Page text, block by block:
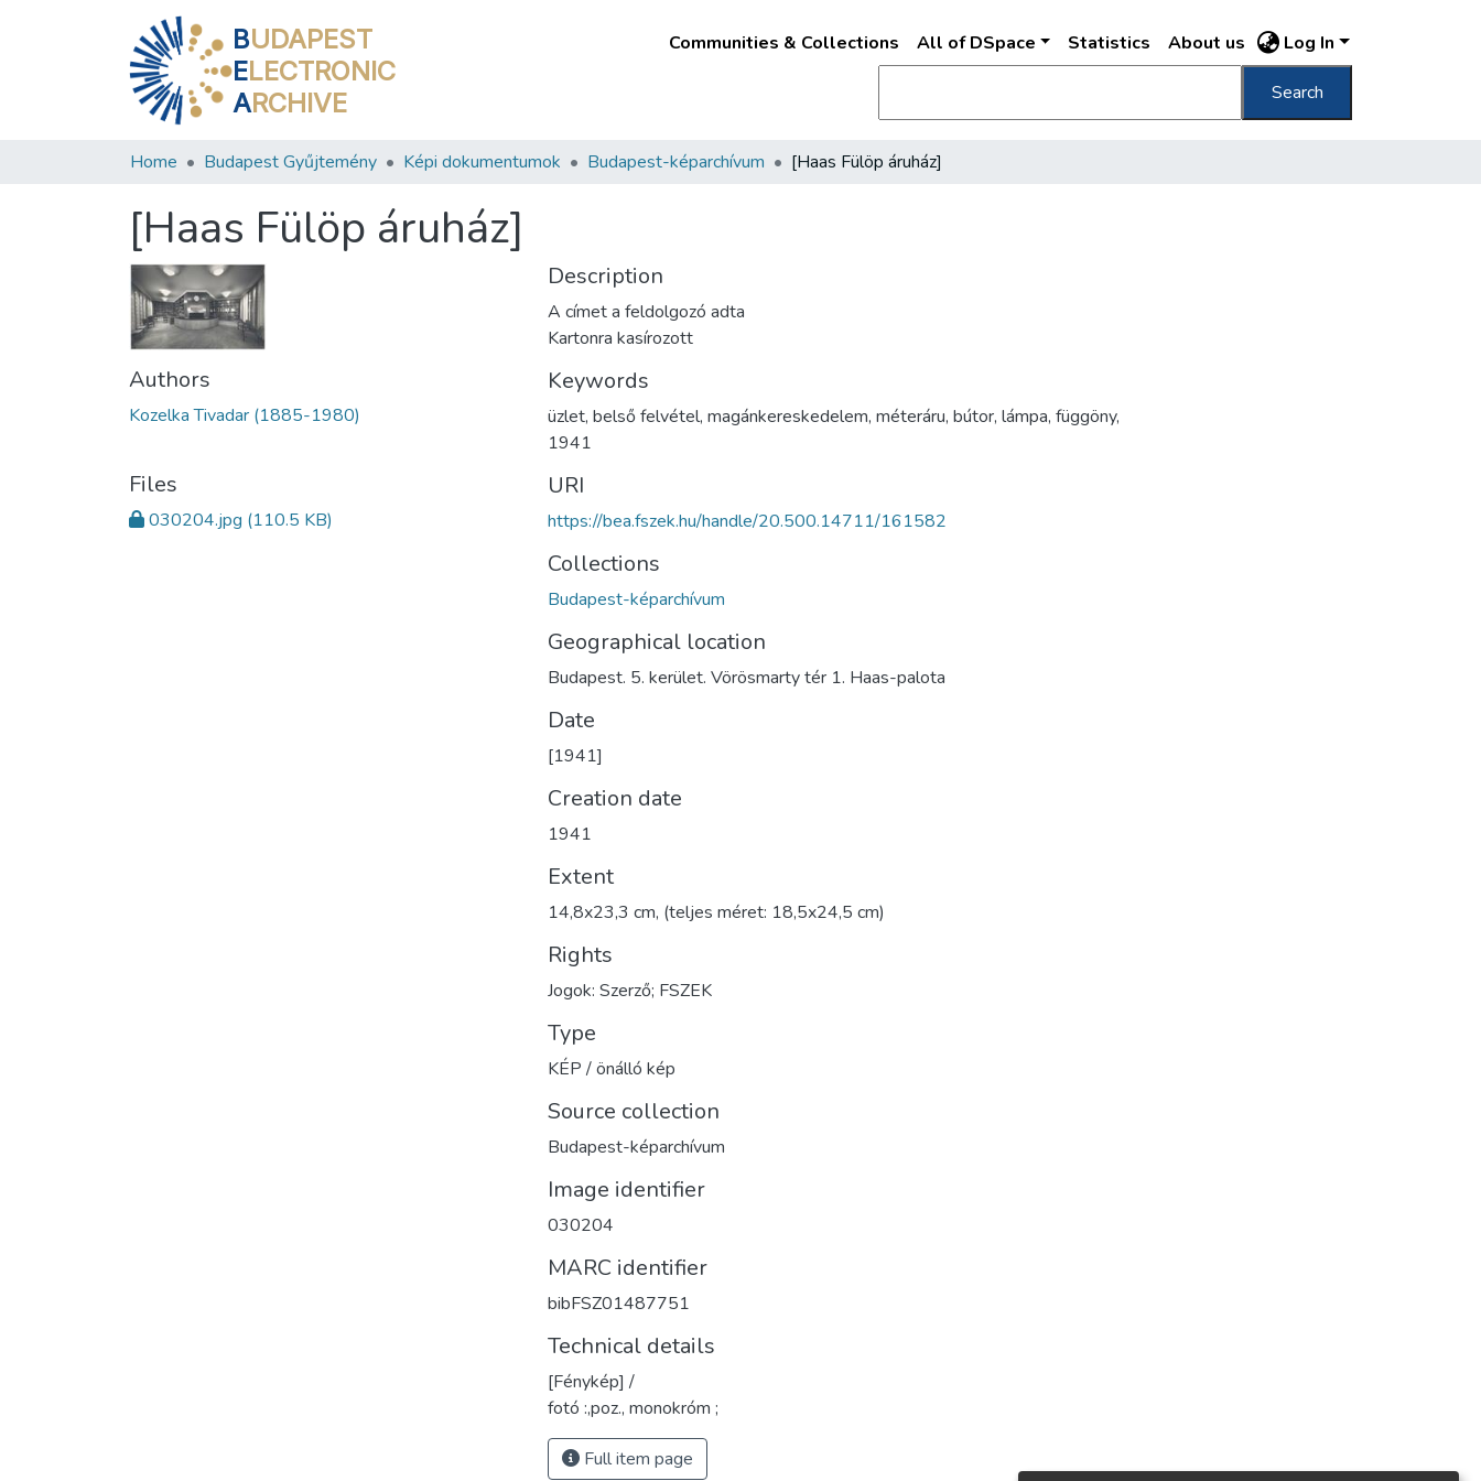
BUDAPEST
ELECTRONIC
ARCHIVE
Communities & Collections All of DSpace Statistics About us Log In
Search
Home Budapest Gyűjtemény Képi dokumentumok Budapest-képarchívum [Haas Fülöp áruház]
[Haas Fülöp áruház]
Authors
Kozelka Tivadar (1885-1980)
Files
030204.jpg (110.5 KB)
Description
A címet a feldolgozó adta
Kartonra kasírozott
Keywords
üzlet, belső felvétel, magánkereskedelem, méteráru, bútor, lámpa, függöny,
1941
URI
https://bea.fszek.hu/handle/20.500.14711/161582
Collections
Budapest-képarchívum
Geographical location
Budapest. 5. kerület. Vörösmarty tér 1. Haas-palota
Date
[1941]
Creation date
1941
Extent
14,8x23,3 cm, (teljes méret: 18,5x24,5 cm)
Rights
Jogok: Szerző; FSZEK
Type
KÉP / önálló kép
Source collection
Budapest-képarchívum
Image identifier
030204
MARC identifier
bibFSZ01487751
Technical details
[Fénykép] /
fotó :,poz., monokróm ;
Full item page